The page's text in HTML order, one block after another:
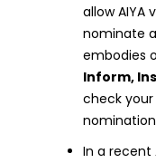
allow AIYA
nominate
embodies
Inform,
check
In a recent